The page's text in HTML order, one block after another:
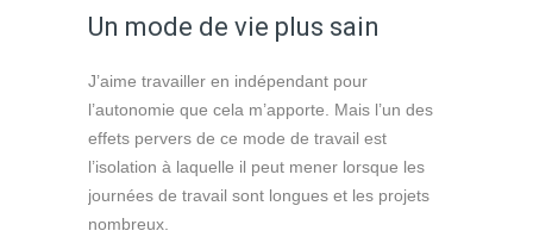
Un mode de vie plus sain
J’aime travailler en indépendant pour
l’autonomie que cela m’apporte. Mais l’un des
effets pervers de ce mode de travail est
l’isolation à laquelle il peut mener lorsque les
journées de travail sont longues et les projets
nombreux.